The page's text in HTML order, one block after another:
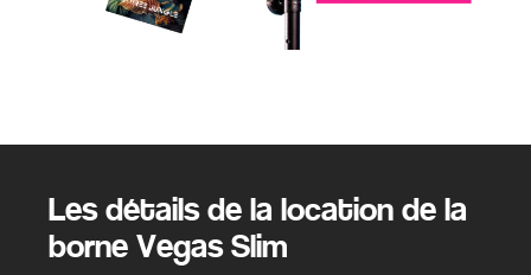
Les détails de la location de la
borne Vegas Slim